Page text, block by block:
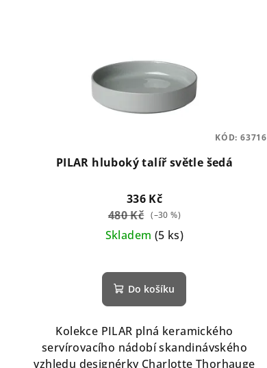
PILAR hluboký talíř světle šedá
336 Kč
480 Kč (–30 %)
Skladem (5 ks)
Do košíku
Kolekce PILAR plná keramického
servírovacího nádobí skandinávského
vzhledu designérky Charlotte Thorhauge
KÓD: 63716